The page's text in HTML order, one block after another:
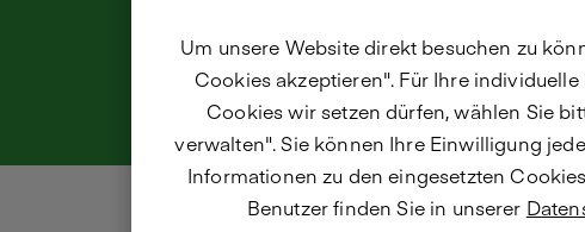
Um unsere Website direkt besuchen zu
Cookies akzeptieren". Für Ihre
Cookies wir setzen dürfen, wählen Sie
verwalten". Sie können Ihre Einwilligung
Informationen zu den eingesetzten
Benutzer finden Sie in unserer